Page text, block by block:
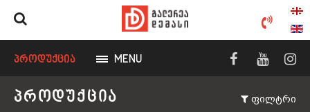
ᲞᲠᲝᲓᲣᲥᲪᲘᲐ MENU
ᲞᲠᲝᲓᲣᲥᲪᲘᲐ ფილტრი